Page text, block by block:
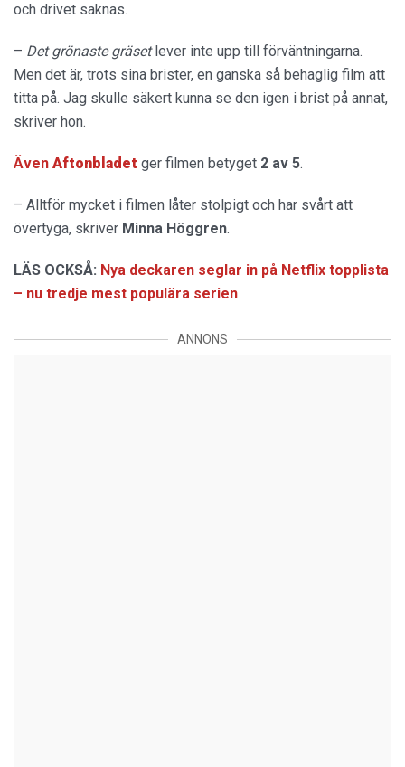
och drivet saknas.
– Det grönaste gräsetlever inte upp till förväntningarna.
Men det är, trots sina brister, en ganska så behaglig film att
titta på. Jag skulle säkert kunna se den igen i brist på annat,
skriver hon.
Även Aftonbladet ger filmen betyget 2 av 5.
– Alltför mycket i filmen låter stolpigt och har svårt att
övertyga, skriver Minna Höggren.
LÄS OCKSÅ: Nya deckaren seglar in på Netflix topplista
– nu tredje mest populära serien
ANNONS